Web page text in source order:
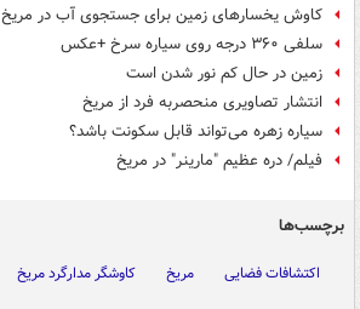
کاوش‌ یخسارهای زمین برای جستجوی آب در مریخ
سلفی ۳۶۰ درجه روی سیاره سرخ +عکس
زمین در حال کم نور شدن است
انتشار تصاویری منحصربه فرد از مریخ
سیاره زهره می‌تواند قابل سکونت باشد؟
فیلم/ دره عظیم "مارینر" در مریخ
برچسب‌ها
اکتشافات فضایی مریخ کاوشگر مدارگرد مریخ